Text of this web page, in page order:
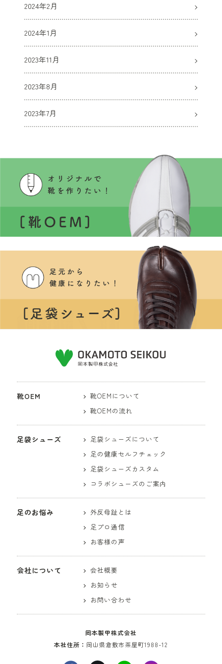
2024年2月
2024年1月
2023年11月
2023年8月
2023年7月
靴OEM
靴OEMについて
靴OEMの流れ
足袋シューズ
足袋シューズについて
足の健康セルフチェック
足袋シューズカスタム
コラボシューズのご案内
足のお悩み
外反母趾とは
足プロ通信
お客様の声
会社について
会社概要
お知らせ
お問い合わせ
岡本製甲株式会社
本社住所： 岡山県倉敷市茶屋町1988-12